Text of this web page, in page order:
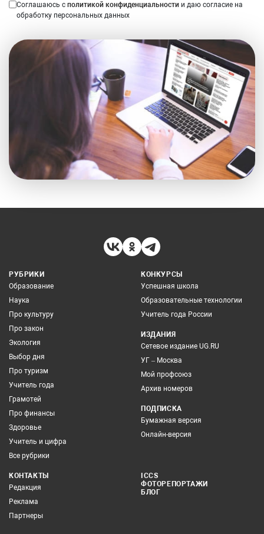
Соглашаюсь с политикой конфиденциальности и даю согласие на
обработку персональных данных
РУБРИКИ
Образование
Наука
Про культуру
Про закон
Экология
Выбор дня
Про туризм
Учитель года
Грамотей
Про финансы
Здоровье
Учитель и цифра
Все рубрики
КОНКУРСЫ
Успешная школа
Образовательные технологии
Учитель года России
ИЗДАНИЯ
Сетевое издание UG.RU
УГ – Москва
Мой профсоюз
Архив номеров
ПОДПИСКА
Бумажная версия
Онлайн-версия
КОНТАКТЫ
Редакция
Реклама
Партнеры
ICCS
ФОТОРЕПОРТАЖИ
БЛОГ